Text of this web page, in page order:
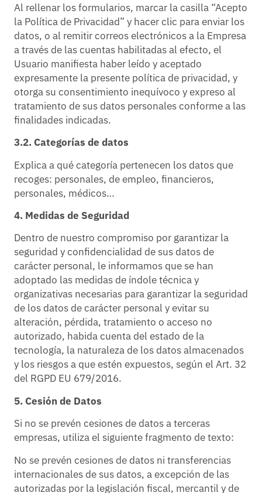
Al rellenar los formularios, marcar la casilla “Acepto
la Política de Privacidad” y hacer clic para enviar los
datos, o al remitir correos electrónicos a la Empresa
a través de las cuentas habilitadas al efecto, el
Usuario manifiesta haber leído y aceptado
expresamente la presente política de privacidad, y
otorga su consentimiento inequívoco y expreso al
tratamiento de sus datos personales conforme a las
finalidades indicadas.
3.2. Categorías de datos
Explica a qué categoría pertenecen los datos que
recoges: personales, de empleo, financieros,
personales, médicos…
4. Medidas de Seguridad
Dentro de nuestro compromiso por garantizar la
seguridad y confidencialidad de sus datos de
carácter personal, le informamos que se han
adoptado las medidas de índole técnica y
organizativas necesarias para garantizar la seguridad
de los datos de carácter personal y evitar su
alteración, pérdida, tratamiento o acceso no
autorizado, habida cuenta del estado de la
tecnología, la naturaleza de los datos almacenados
y los riesgos a que estén expuestos, según el Art. 32
del RGPD EU 679/2016.
5. Cesión de Datos
Si no se prevén cesiones de datos a terceras
empresas, utiliza el siguiente fragmento de texto:
No se prevén cesiones de datos ni transferencias
internacionales de sus datos, a excepción de las
autorizadas por la legislación fiscal, mercantil y de